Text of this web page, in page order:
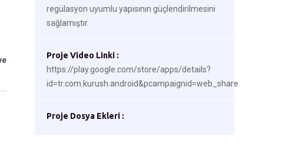
regülasyon uyumlu yapısının güçlendirilmesini
sağlamıştır.
Proje Video Linki :
https://play.google.com/store/apps/details?
id=tr.com.kurush.android&pcampaignid=web_share
Proje Dosya Ekleri :